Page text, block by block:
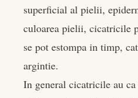
superficial al pielii,
culoarea pielii, cicatricile
se pot estompa in timp,
argintie.
In general cicatricile au